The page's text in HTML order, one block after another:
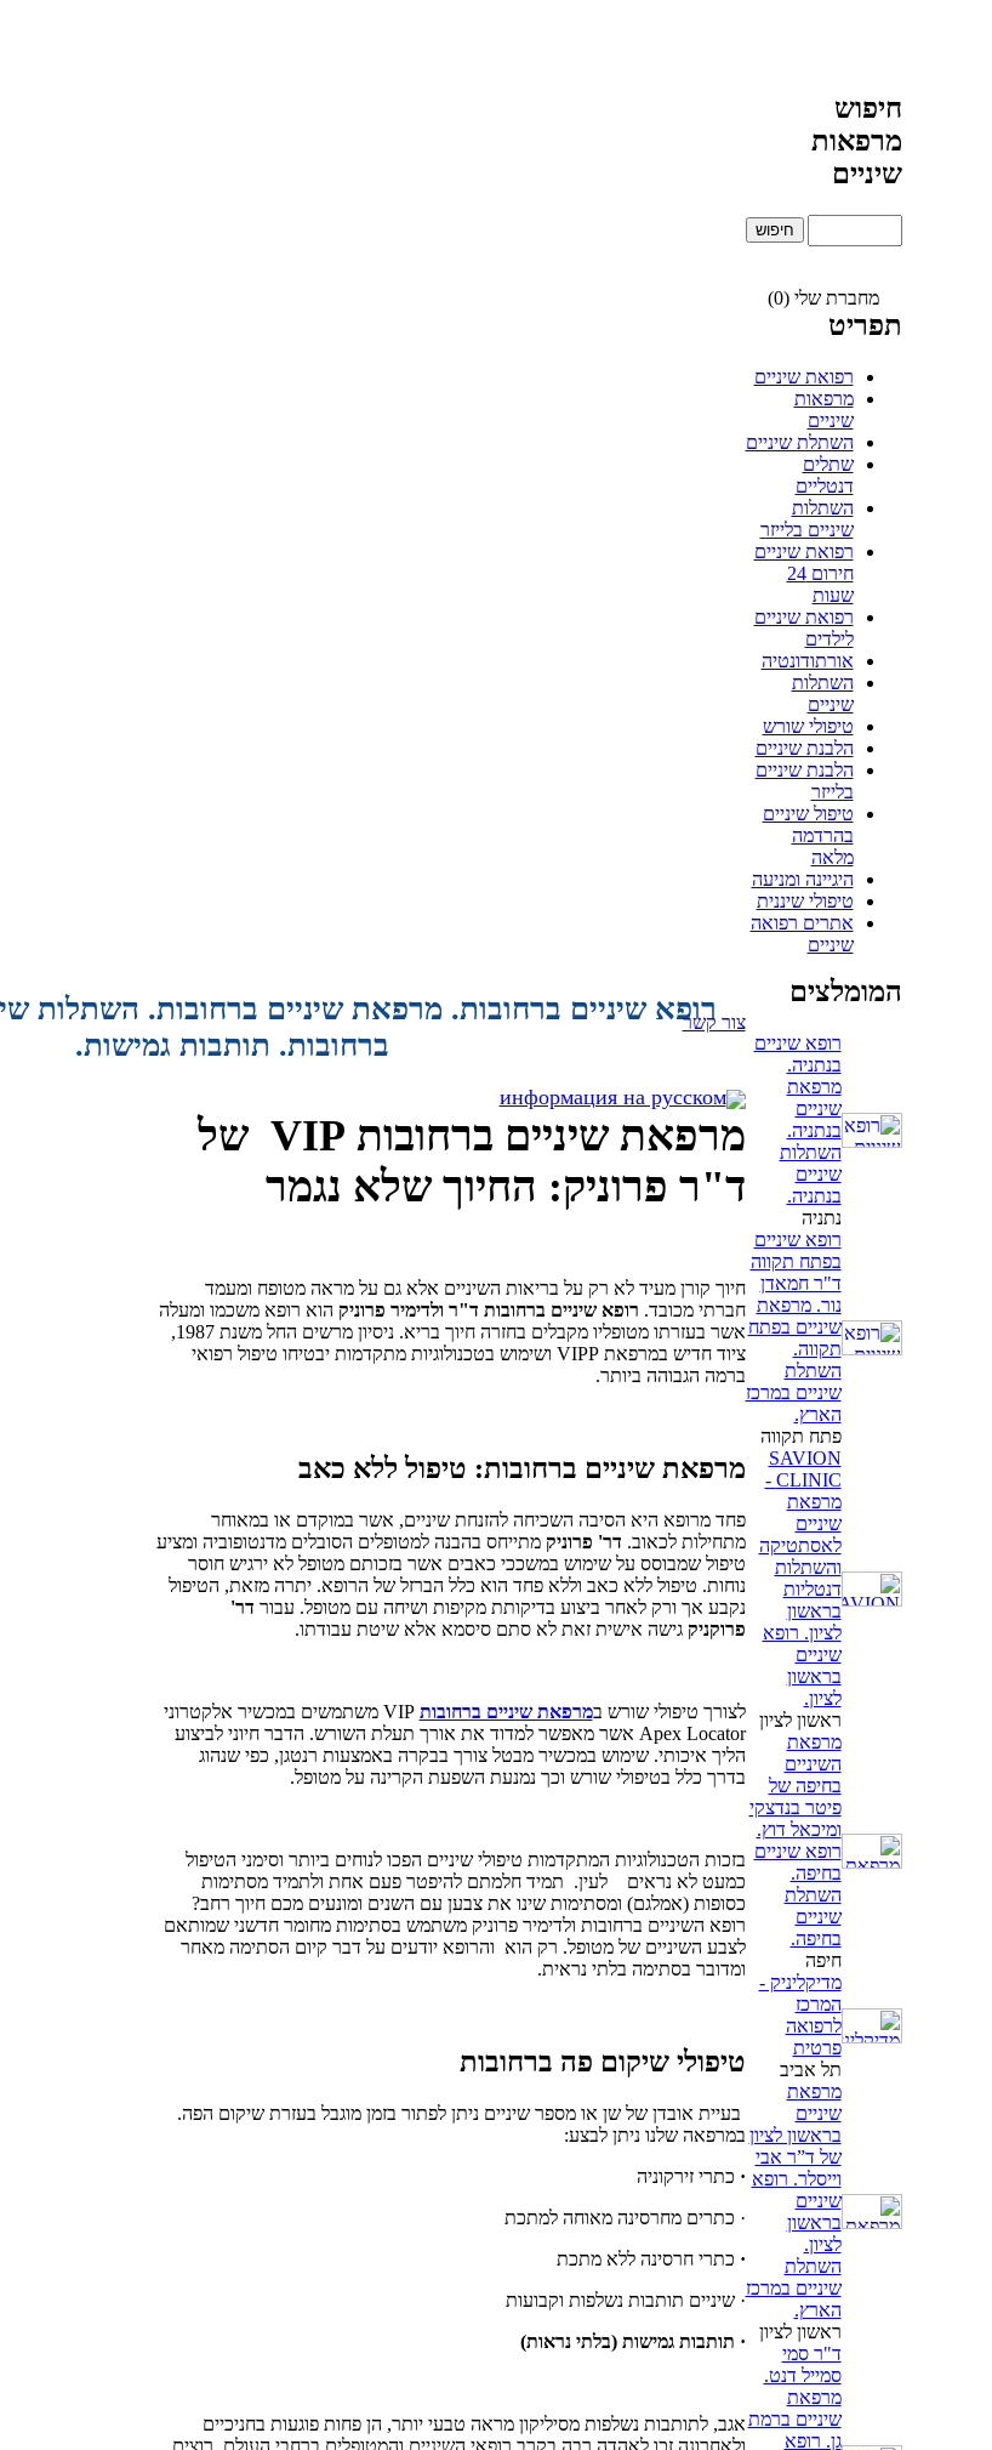
חיפוש
מרפאות
שיניים
מחברת שלי (0)
תפריט
רפואת שיניים
מרפאות
שיניים
השתלת שיניים
שתלים
דנטליים
השתלות
שיניים בלייזר
רפואת שיניים
חירום 24
שעות
רפואת שיניים
לילדים
אורתודונטיה
השתלות
שיניים
טיפולי שורש
הלבנת שיניים
הלבנת שיניים
בלייזר
טיפול שיניים
בהרדמה
מלאה
היגיינה ומניעה
טיפולי שיננית
אתרים רפואה
שיניים
המומלצים
רופא שיניים
בנתניה.
מרפאת
שיניים
בנתניה.
השתלות
שיניים
בנתניה.
נתניה
רופא שיניים
בפתח תקווה
ד"ר חמאדן
נור. מרפאת
שיניים בפתח
תקווה.
השתלת
שיניים במרכז
הארץ.
פתח תקווה
SAVION
CLINIC -
מרפאת
שיניים
לאסתטיקה
והשתלות
דנטליות
בראשון
לציון. רופא
שיניים
בראשון
לציון.
ראשון לציון
מרפאת
השיניים
בחיפה של
פיטר בנדצקי
ומיכאל דוץ.
רופא שיניים
בחיפה.
השתלת
שיניים
בחיפה.
חיפה
מדיקליניק -
המרכז
לרפואה
פרטית
תל אביב
מרפאת
שיניים
בראשון לציון
של ד”ר אבי
וייסלר. רופא
שיניים
בראשון
לציון.
השתלת
שיניים במרכז
הארץ.
ראשון לציון
ד"ר סמי
סמייל דנט.
מרפאת
שיניים ברמת
גן. רופא
רופא שיניים ברחובות. מרפאת שיניים ברחובות. השתלות
ברחובות. תותבות גמישות.
צור קשר
информация на русском
מרפאת שיניים ברחובות VIP של
ד"ר פרוניק: החיוך שלא נגמר
חיוך קורן מעיד לא רק על בריאות השיניים אלא גם על מראה מטופח ומעמד
חברתי מכובד. רופא שיניים ברחובות ד"ר ולדימיר פרוניק הוא רופא משכמו ומעלה
אשר בעזרתו מטופליו מקבלים בחזרה חיוך בריא. ניסיון מרשים החל משנת 1987,
ציוד חדיש במרפאת VIPP ושימוש בטכנולוגיות מתקדמות יבטיחו טיפול רפואי
ברמה הגבוהה ביותר.
מרפאת שיניים ברחובות: טיפול ללא כאב
פחד מרופא היא הסיבה השכיחה להזנחת שיניים, אשר במוקדם או במאוחר
מתחילות לכאוב. דר' פרוניק מתייחס בהבנה למטופלים הסובלים מדנטופוביה ומציע
טיפול שמבוסס על שימוש במשככי כאבים אשר בזכותם מטופל לא ירגיש חוסר
נוחות. טיפול ללא כאב וללא פחד הוא כלל הברזל של הרופא. יתרה מזאת, הטיפול
נקבע אך ורק לאחר ביצוע בדיקותת מקיפות ושיחה עם מטופל. עבור דר'
פרוקניק גישה אישית זאת לא סתם סיסמא אלא שיטת עבודתו.
לצורך טיפולי שורש במרפאת שיניים ברחובות
VIP משתמשים במכשיר אלקטרוני
Apex Locator אשר מאפשר למדוד את אורך תעלת השורש. הדבר חיוני לביצוע
הליך איכותי. שימוש במכשיר מבטל צורך בבקרה באמצעות רנטגן, כפי שנהוג
בדרך כלל בטיפולי שורש וכך נמנעת השפעת הקרינה על מטופל.
בזכות הטכנולוגיות המתקדמות טיפולי שיניים הפכו לנוחים ביותר וסימני הטיפול
כמעט לא נראים לעין. תמיד חלמתם להיפטר פעם אחת ולתמיד מסתימות
כסופות (אמלגם) ומסתימות שינו את צבען עם השנים ומונעים מכם חיוך רחב?
רופא השיניים ברחובות ולדימיר פרוניק משתמש בסתימות מחומר חדשני שמותאם
לצבע השיניים של מטופל. רק הוא והרופא יודעים על דבר קיום הסתימה מאחר
ומדובר בסתימה בלתי נראית.
טיפולי שיקום פה ברחובות
בעיית אובדן של שן או מספר שיניים ניתן לפתור בזמן מוגבל בעזרת שיקום הפה.
במרפאה שלנו ניתן לבצע:
· כתרי זירקוניה
· כתרים מחרסינה מאוחה למתכת
· כתרי חרסינה ללא מתכת
· שיניים תותבות נשלפות וקבועות
· תותבות גמישות (בלתי נראות)
אגב, לתותבות נשלפות מסיליקון מראה טבעי יותר, הן פחות פוגעות בחניכיים
ולאחרונה זכו לאהדה רבה בקרב רופאי השיניים והמטופלים ברחבי העולם. רוצים